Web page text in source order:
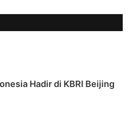
Hadir di KBRI Beijing